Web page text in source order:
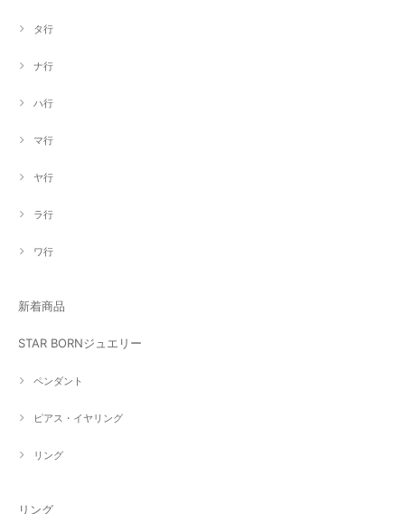
タ行
ナ行
ハ行
マ行
ヤ行
ラ行
ワ行
新着商品
STAR BORNジュエリー
ペンダント
ピアス・イヤリング
リング
リング